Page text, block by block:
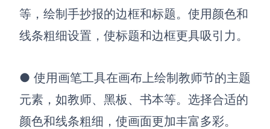
等，绘制手抄报的边框和标题。使用颜色和
线条粗细设置，使标题和边框更具吸引力。
● 使用画笔工具在画布上绘制教师节的主题
元素，如教师、黑板、书本等。选择合适的
颜色和线条粗细，使画面更加丰富多彩。